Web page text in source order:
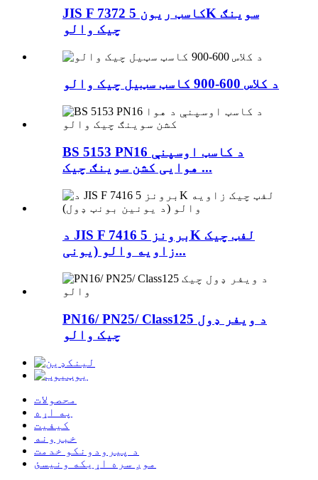
JIS F 7372 کاسټ ریون 5K سوینګ
چیک والو
د کلاس 600-900 کاسټ سټیل چیک والو
BS 5153 PN16 د کاسټ اوسپنې
هوایی کشن سوینګ چیک ...
د JIS F 7416 برونز 5K لفټ چیک
زاویه والو (یونی...
PN16/ PN25/ Class125 د ویفر ډول
چیک والو
محصولات
په اړه
کیفیت
خبرونه
د پیرودونکو خدمت
موږ سره اړیکه ونیسئ